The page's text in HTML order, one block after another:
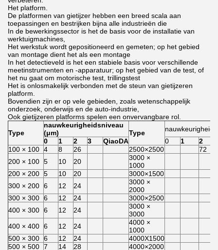
Het platform.
De platformen van gietijzer hebben een breed scala aan
toepassingen en bestrijken bijna alle industrieën die
In de bewerkingssector is het de basis voor de installatie van
werktuigmachines,
Het werkstuk wordt gepositioneerd en gemeten; op het gebied
van montage dient het als een montage
In het detectieveld is het een stabiele basis voor verschillende
meetinstrumenten en -apparatuur; op het gebied van de test, of
het nu gaat om motorische test, trillingstest
Het is onlosmakelijk verbonden met de steun van gietijzeren
platform.
Bovendien zijn er op vele gebieden, zoals wetenschappelijk
onderzoek, onderwijs en de auto-industrie,
Ook gietijzeren platforms spelen een onvervangbare rol.
Type
nauwkeurigheidsniveau
(μm) Type
0
1 2 3 QiaoDA 0 1 2
100 × 100 4 8 26 2500×2500 72
200 × 100 5 10 20
3000 ×
1000
200 × 200 5 10 20 3000×1500
300 × 200 6 12 24
3000 ×
2000
300 × 300 6 12 24 3000×2500
400 × 300 6 12 24
3000 ×
3000
400 × 400 6 12 24
4000 ×
1000
500 × 300 6 12 24 4000X1500
500 × 500 7 14 28 4000×2000